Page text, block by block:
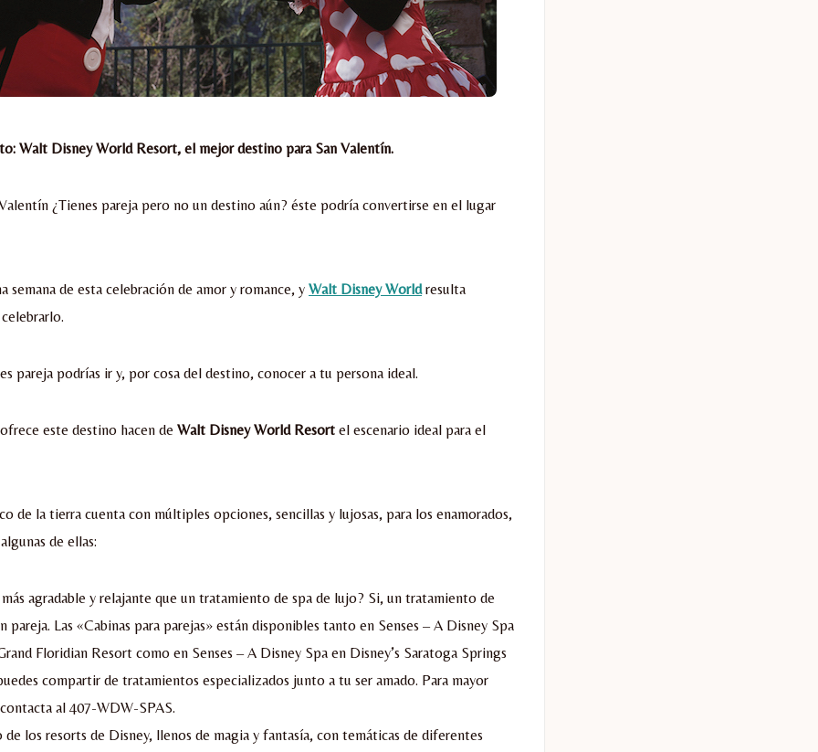
Walt Disney World Resort, el mejor destino para San Valentín.
¿Tienes pareja pero no un destino aún? éste podría convertirse en el lugar
semana de esta celebración de amor y romance, y Walt Disney Worldresulta
pareja podrías ir y, por cosa del destino, conocer a tu persona ideal.
este destino hacen de Walt Disney World Resort el escenario ideal para el
de la tierra cuenta con múltiples opciones, sencillas y lujosas, para los enamorados,
de ellas:
agradable y relajante que un tratamiento de spa de lujo? Si, un tratamiento de
pareja. Las «Cabinas para parejas» están disponibles tanto en Senses – A Disney Spa
Floridian Resort como en Senses – A Disney Spa en Disney’s Saratoga Springs
compartir de tratamientos especializados junto a tu ser amado. Para mayor
al 407-WDW-SPAS.
los resorts de Disney, llenos de magia y fantasía, con temáticas de diferentes